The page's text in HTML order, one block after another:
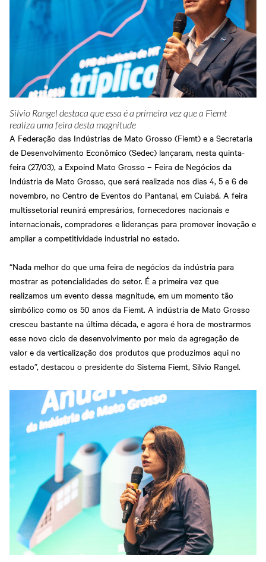
Silvio Rangel destaca que essa é a primeira vez que a Fiemt
realiza uma feira desta magnitude
A Federação das Indústrias de Mato Grosso (Fiemt) e a Secretaria
de Desenvolvimento Econômico (Sedec) lançaram, nesta quinta-
feira (27/03), a Expoind Mato Grosso – Feira de Negócios da
Indústria de Mato Grosso, que será realizada nos dias 4, 5 e 6 de
novembro, no Centro de Eventos do Pantanal, em Cuiabá. A feira
multissetorial reunirá empresários, fornecedores nacionais e
internacionais, compradores e lideranças para promover inovação e
ampliar a competitividade industrial no estado.
“Nada melhor do que uma feira de negócios da indústria para
mostrar as potencialidades do setor. É a primeira vez que
realizamos um evento dessa magnitude, em um momento tão
simbólico como os 50 anos da Fiemt. A indústria de Mato Grosso
cresceu bastante na última década, e agora é hora de mostrarmos
esse novo ciclo de desenvolvimento por meio da agregação de
valor e da verticalização dos produtos que produzimos aqui no
estado”, destacou o presidente do Sistema Fiemt, Silvio Rangel.